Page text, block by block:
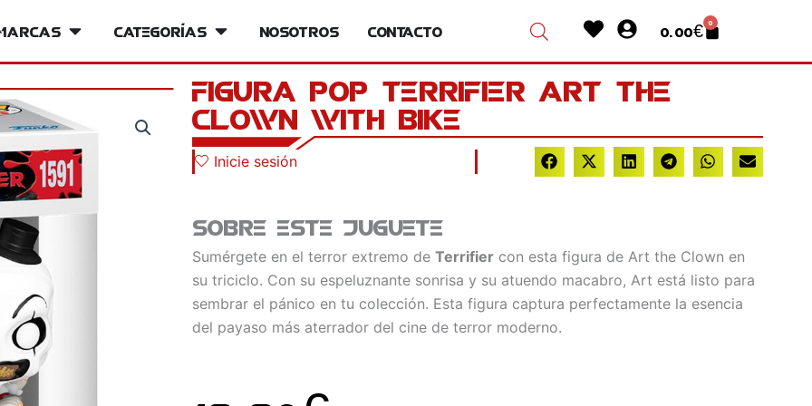
Open MarcasCategorías Open Categorías
Nosotros Contacto HeartUser-
circle
0.00€ 0
Cart
Figura POP Terrifier Art the
Clown with Bike
Inicie sesión
Sobre este juguete
Sumérgete en el terror extremo de Terrifier con esta figura de Art the Clown en
su triciclo. Con su espeluznante sonrisa y su atuendo macabro, Art está listo para
sembrar el pánico en tu colección. Esta figura captura perfectamente la esencia
del payaso más aterrador del cine de terror moderno.